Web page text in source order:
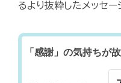
るより抜粋したメッセー
「感謝」の気持ちが